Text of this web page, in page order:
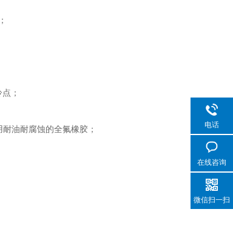
；
油耐腐蚀的全氟橡胶； 电话
在线咨询
微信扫一扫